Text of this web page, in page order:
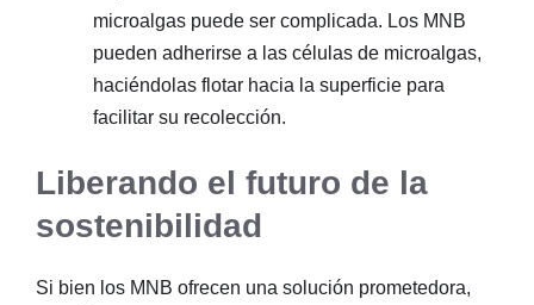
microalgas puede ser complicada. Los MNB
pueden adherirse a las células de microalgas,
haciéndolas flotar hacia la superficie para
facilitar su recolección.
Liberando el futuro de la
sostenibilidad
Si bien los MNB ofrecen una solución prometedora,